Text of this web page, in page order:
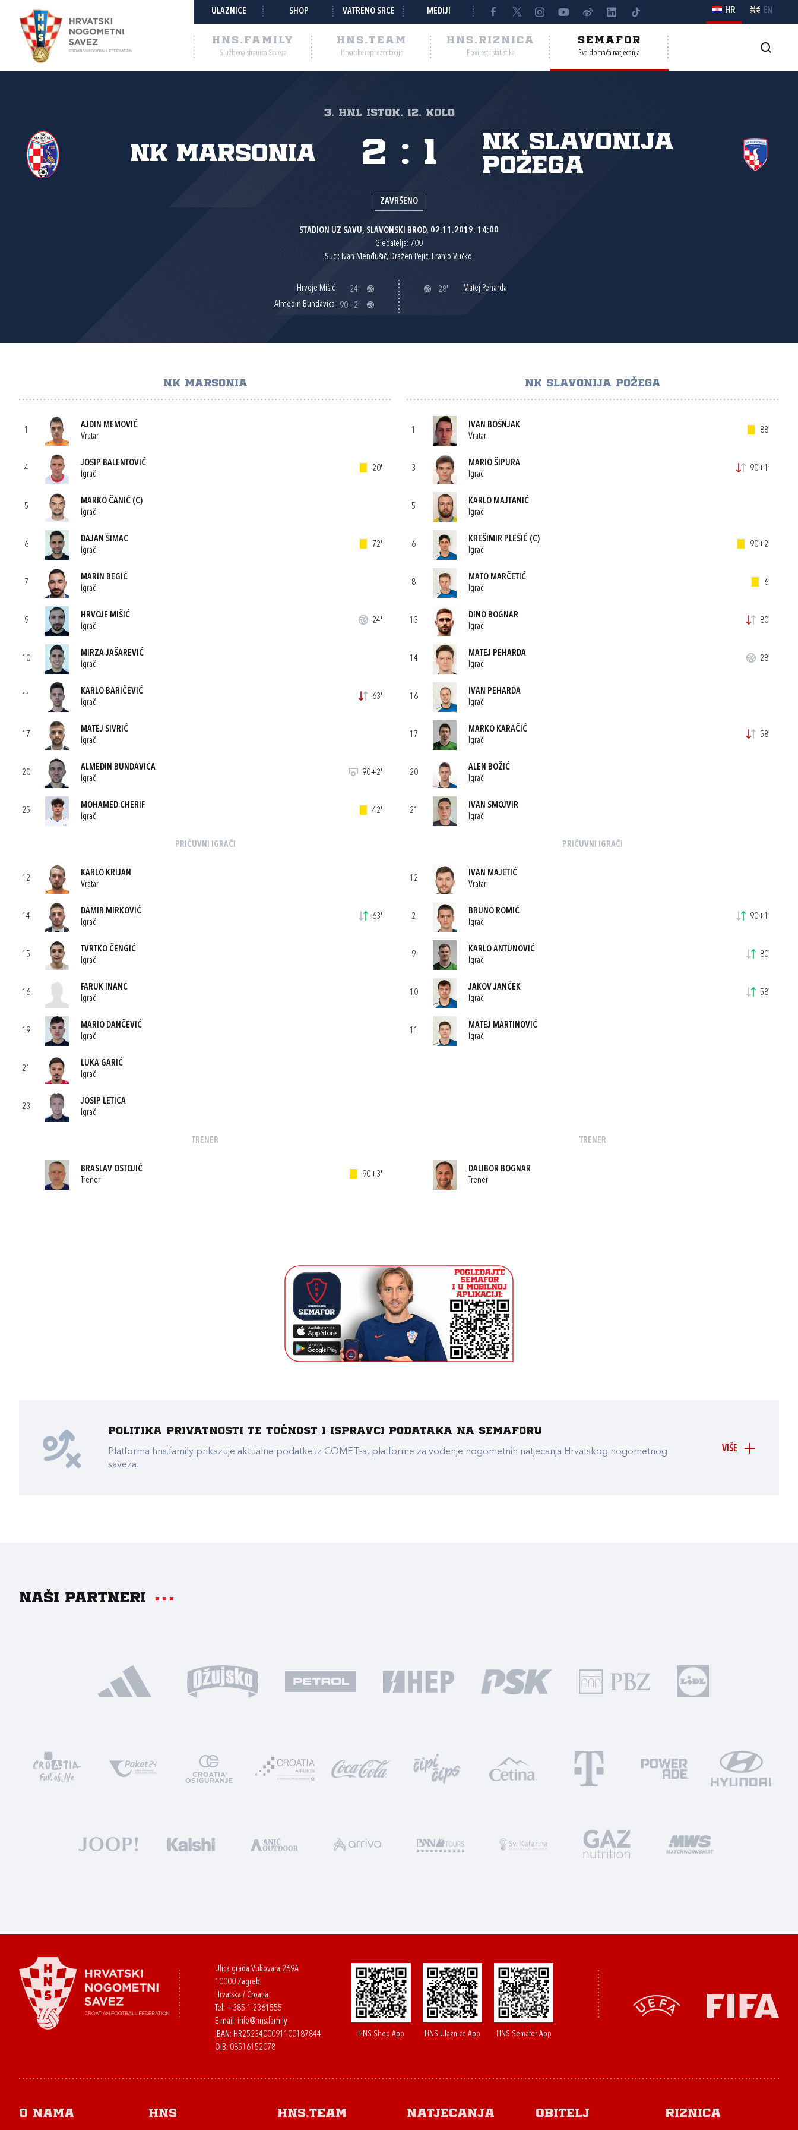
ULAZNICE SHOP VATRENO SRCE MEDIJI HR EN
HNS.FAMILY
Službena stranica Saveza
HNS.TEAM
Hrvatske reprezentacije
HNS.RIZNICA
Povijest i statistika
SEMAFOR
Sva domaća natjecanja
3. HNL Istok, 12. kolo
NK Marsonia
NK Slavonija
Požega
2 : 1
ZAVRŠENO
STADION UZ SAVU, SLAVONSKI BROD, 02.11.2019. 14:00
Gledatelja: 700
Suci: Ivan Menđušić, Dražen Pejić, Franjo Vučko.
Hrvoje Mišić
24'
Almedin Bundavica
90+2'
28' Matej Peharda
NK MARSONIA
1
AJDIN MEMOVIĆ
Vratar
4
JOSIP BALENTOVIĆ
Igrač
20'
5
MARKO ČANIĆ (C)
Igrač
6
DAJAN ŠIMAC
Igrač
72'
7
MARIN BEGIĆ
Igrač
9
HRVOJE MIŠIĆ
Igrač
24'
10
MIRZA JAŠAREVIĆ
Igrač
11
KARLO BARIČEVIĆ
Igrač
63'
17
MATEJ SIVRIĆ
Igrač
20
ALMEDIN BUNDAVICA
Igrač
90+2'
25
MOHAMED CHERIF
Igrač
42'
PRIČUVNI IGRAČI
12
KARLO KRIJAN
Vratar
14
DAMIR MIRKOVIĆ
Igrač
63'
15
TVRTKO ČENGIĆ
Igrač
16
FARUK INANC
Igrač
19
MARIO DANČEVIĆ
Igrač
21
LUKA GARIĆ
Igrač
23
JOSIP LETICA
Igrač
TRENER
BRASLAV OSTOJIĆ
Trener
90+3'
NK SLAVONIJA POŽEGA
1
IVAN BOŠNJAK
Vratar
88'
3
MARIO ŠIPURA
Igrač
90+1'
5
KARLO MAJTANIĆ
Igrač
6
KREŠIMIR PLEŠIĆ(C)
Igrač
90+2'
8
MATO MARČETIĆ
Igrač
6'
13
DINO BOGNAR
Igrač
80'
14
MATEJ PEHARDA
Igrač
28'
16
IVAN PEHARDA
Igrač
17
MARKO KARAČIĆ
Igrač
58'
20
ALEN BOŽIĆ
Igrač
21
IVAN SMOJVIR
Igrač
PRIČUVNI IGRAČI
12
IVAN MAJETIĆ
Vratar
2
BRUNO ROMIĆ
Igrač
90+1'
9
KARLO ANTUNOVIĆ
Igrač
80'
10
JAKOV JANČEK
Igrač
58'
11
MATEJ MARTINOVIĆ
Igrač
TRENER
DALIBOR BOGNAR
Trener
VIŠE
Politika privatnosti te točnost i ispravci podataka na Semaforu
Platforma hns.family prikazuje aktualne podatke iz COMET-a, platforme za vođenje nogometnih natjecanja Hrvatskog nogometnog
saveza.
Naši partneri
Ulica grada Vukovara 269A
10000 Zagreb
Hrvatska / Croatia
Tel: +385 1 2361555
E-mail: info@hns.family
IBAN: HR2523400091100187844
OIB: 08516152078
HNS Shop App HNS Ulaznice App HNS Semafor App
O nama HNS HNS.team Natjecanja Obitelj Riznica